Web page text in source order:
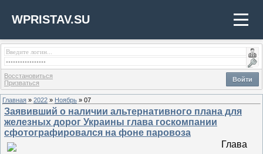
WPRISTAV.SU
Войти
Восстановиться
Призваться
Главная » 2022 » Ноябрь » 07
Заявивший о наличии альтернативного плана для
железных дорог Украины глава госкомпании
сфотографировался на фоне паровоза
Глава